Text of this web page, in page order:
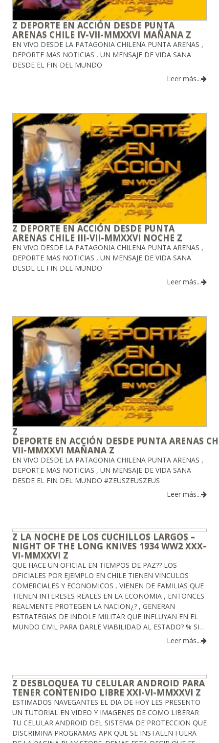
Z DEPORTE EN ACCIÓN DESDE PUNTA
ARENAS CHILE IV-VII-MMXXVI MAÑANA Z
EN VIVO DESDE LA PATAGONIA CHILENA PUNTA ARENAS ,
DEPORTE MAS NOTICIAS , UN MENSAJE DE VIDA SANA
DESDE EL FIN DEL MUNDO
Leer más...
Z DEPORTE EN ACCIÓN DESDE PUNTA
ARENAS CHILE III-VII-MMXXVI NOCHE Z
EN VIVO DESDE LA PATAGONIA CHILENA PUNTA ARENAS ,
DEPORTE MAS NOTICIAS , UN MENSAJE DE VIDA SANA
DESDE EL FIN DEL MUNDO
Leer más...
Z
DEPORTE EN ACCIÓN DESDE PUNTA ARENAS
VII-MMXXVI MAÑANA Z
EN VIVO DESDE LA PATAGONIA CHILENA PUNTA ARENAS ,
DEPORTE MAS NOTICIAS , UN MENSAJE DE VIDA SANA
DESDE EL FIN DEL MUNDO #ZEUSZEUSZEUS
Leer más...
Z LA NOCHE DE LOS CUCHILLOS LARGOS –
NIGHT OF THE LONG KNIVES 1934 WW2 XXX-
VI-MMXXVI Z
QUE HACE UN OFICIAL EN TIEMPOS DE PAZ?? LOS
OFICIALES POR EJEMPLO EN CHILE TIENEN VINCULOS
COMERCIALES Y ECONOMICOS , VIENEN DE FAMILIAS QUE
TIENEN INTERESES REALES EN LA ECONOMIA , ENTONCES
REALMENTE PROTEGEN LA NACION¿? , GENERAN
ESTRATEGIAS DE INDOLE MILITAR QUE INFLUYAN EN EL
MUNDO CIVIL PARA DARLE VIABILIDAD AL ESTADO? % SI…
Leer más...
Z DESBLOQUEA TU CELULAR ANDROID PARA
TENER CONTENIDO LIBRE XXI-VI-MMXXVI Z
ESTIMADOS NAVEGANTES EL DIA DE HOY LES PRESENTO
UN TUTORIAL EN VIDEO Y IMAGENES DE COMO LIBERAR
TU CELULAR ANDROID DEL SISTEMA DE PROTECCION QUE
DISCRIMINA PROGRAMAS APK QUE SE INSTALEN FUERA